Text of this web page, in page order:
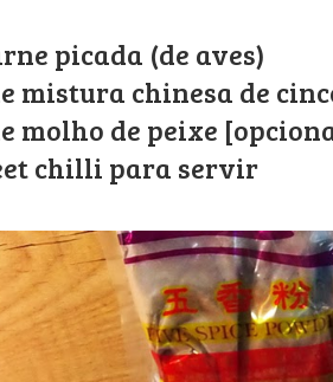
picada (de aves)
mistura chinesa de
molho de peixe
chilli para servir